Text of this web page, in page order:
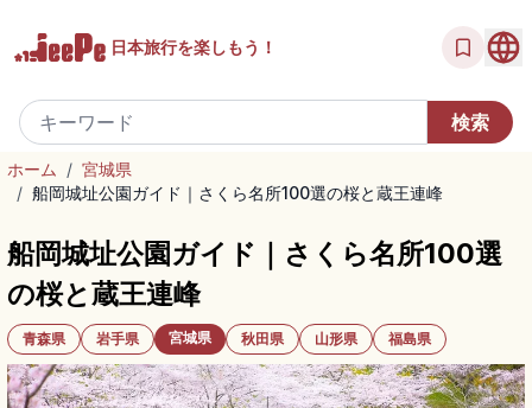
日本旅行を楽しもう！
ホーム / 宮城県
/ 船岡城址公園ガイド｜さくら名所100選の桜と蔵王連峰
船岡城址公園ガイド｜さくら名所100選
の桜と蔵王連峰
青森県 岩手県 宮城県 秋田県 山形県 福島県